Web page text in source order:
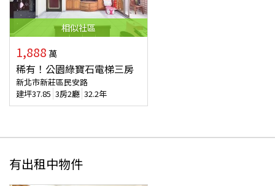
相似社區
1,888 萬
稀有！公園綠寶石電梯三房
新北市新莊區民安路
建坪37.85 3房2廳 32.2年
有出租中物件